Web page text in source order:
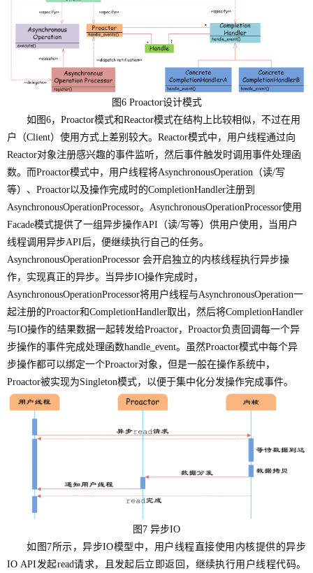
图6 Proactor设计模式
如图6，Proactor模式和Reactor模式在结构上比较相似，不过在用
户（Client）使用方式上差别较大。Reactor模式中，用户线程通过向
Reactor对象注册感兴趣的事件监听，然后事件触发时调用事件处理函
数。而Proactor模式中，用户线程将AsynchronousOperation（读/写
等）、Proactor以及操作完成时的CompletionHandler注册到
AsynchronousOperationProcessor。AsynchronousOperationProcessor使用
Facade模式提供了一组异步操作API（读/写等）供用户使用，当用户
线程调用异步API后，便继续执行自己的任务。
AsynchronousOperationProcessor 会开启独立的内核线程执行异步操
作，实现真正的异步。当异步IO操作完成时，
AsynchronousOperationProcessor将用户线程与AsynchronousOperation一
起注册的Proactor和CompletionHandler取出，然后将CompletionHandler
与IO操作的结果数据一起转发给Proactor，Proactor负责回调每一个异
步操作的事件完成处理函数handle_event。虽然Proactor模式中每个异
步操作都可以绑定一个Proactor对象，但是一般在操作系统中，
Proactor被实现为Singleton模式，以便于集中化分发操作完成事件。
图 7 异步IO
如图7所示，异步IO模型中，用户线程直接使用内核提供的异步
IO API发起read请求，且发起后立即返回，继续执行用户线程代码。